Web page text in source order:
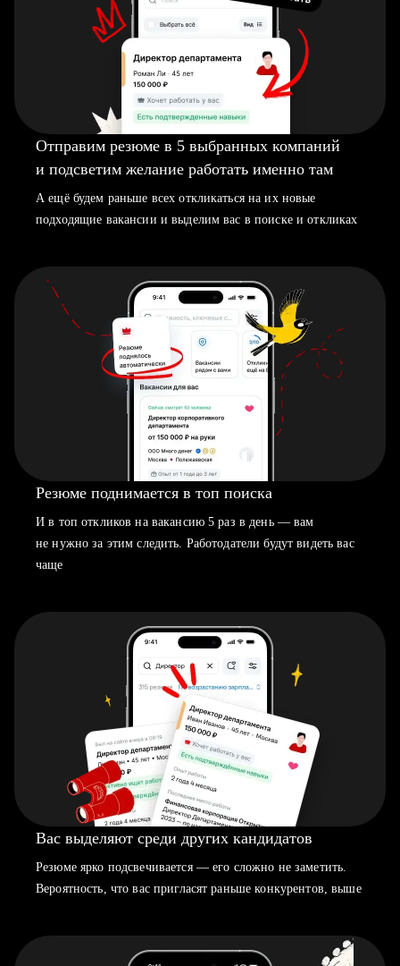
Отправим резюме в 5 выбранных компаний
и подсветим желание работать именно там
А ещё будем раньше всех откликаться на их новые
подходящие вакансии и выделим вас в поиске и откликах
Резюме поднимается в топ поиска
И в топ откликов на вакансию 5 раз в день — вам
не нужно за этим следить. Работодатели будут видеть вас
чаще
Вас выделяют среди других кандидатов
Резюме ярко подсвечивается — его сложно не заметить.
Вероятность, что вас пригласят раньше конкурентов, выше